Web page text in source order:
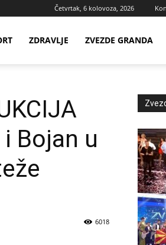
Četvrtak, 6 kolovoza, 2026
ZDRAVLJE ZVEZDE GRANDA
i Bojan u
6018